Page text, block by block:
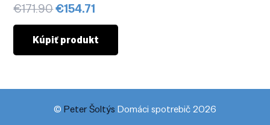
€171.90Pôvodná
cena
bola:
€171.90.
€154.71
cena
je:
€154.71.
Kúpiť produkt
© Peter Šoltýs Domáci spotrebič 2026